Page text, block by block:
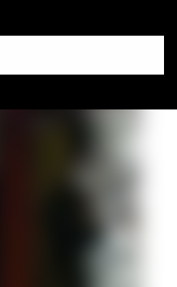
Σπάρτη